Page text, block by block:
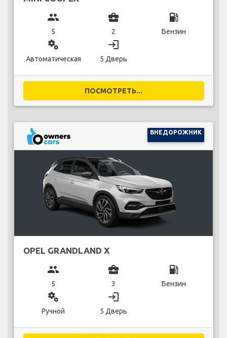
group
5
business_center
2
local_gas_station
Бензин
miscellaneous_services
Автоматическая
login
5 Дверь
ПОСМОТРЕТЬ...
ВНЕДОРОЖНИК
OPEL GRANDLAND X
group
5
business_center
3
local_gas_station
Бензин
miscellaneous_services
Ручной
login
5 Дверь